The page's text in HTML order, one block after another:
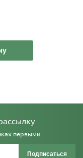
первыми
Подписаться